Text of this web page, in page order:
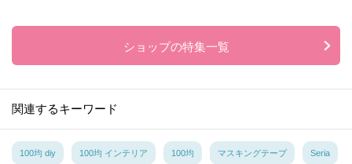
ショップの特集一覧
関連するキーワード
100均 diy 100均 インテリア 100均 マスキングテープ Seria